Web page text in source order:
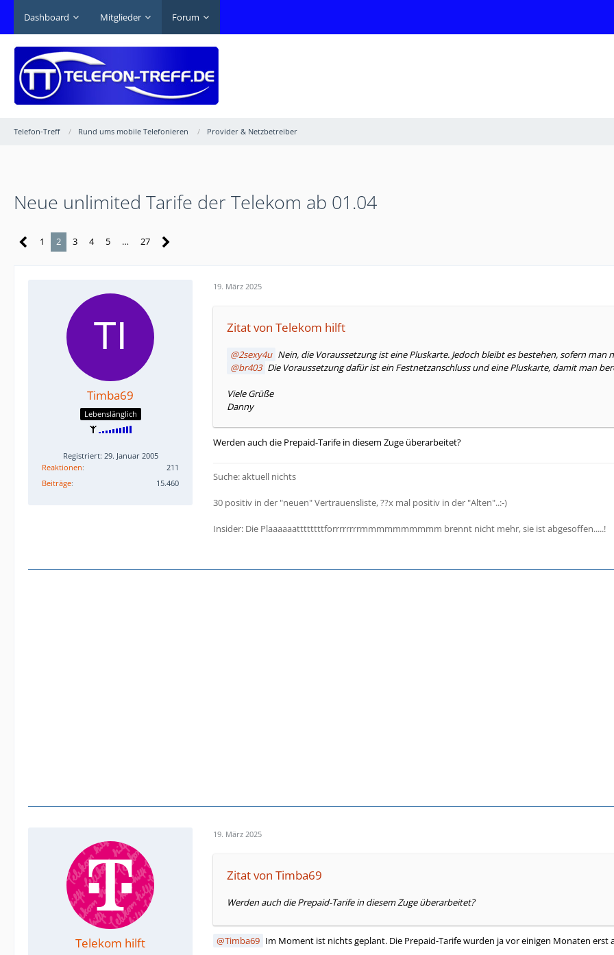
Dashboard Mitglieder Forum
Telefon-Treff Rund ums mobile Telefonieren Provider & Netzbetreiber
Neue unlimited Tarife der Telekom ab 01.04
1 2 3 4 5 … 27
Timba69
Lebenslänglich
Registriert: 29. Januar 2005
Reaktionen
211
Beiträge
15.460
19. März 2025
Zitat von Telekom hilft
2sexy4u Nein, die Voraussetzung ist eine Pluskarte. Jedoch bleibt es bestehen, sofern man
br403 Die Voraussetzung dafür ist ein Festnetzanschluss und eine Pluskarte, damit man
Viele Grüße
Danny
Werden auch die Prepaid-Tarife in diesem Zuge überarbeitet?
Suche: aktuell nichts
30 positiv in der "neuen" Vertrauensliste, ??x mal positiv in der "Alten"..:-)
Insider: Die Plaaaaaattttttttforrrrrrrrmmmmmmmmmm brennt nicht mehr, sie ist abgesoffen.....!
Telekom hilft
19. März 2025
Zitat von Timba69
Werden auch die Prepaid-Tarife in diesem Zuge überarbeitet?
Timba69 Im Moment ist nichts geplant. Die Prepaid-Tarife wurden ja vor einigen Monaten erst